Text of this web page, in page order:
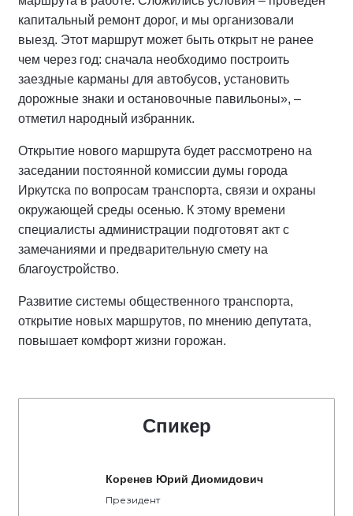
капитальный ремонт дорог, и мы организовали
выезд. Этот маршрут может быть открыт не ранее
чем через год: сначала необходимо построить
заездные карманы для автобусов, установить
дорожные знаки и остановочные павильоны», –
отметил народный избранник.
Открытие нового маршрута будет рассмотрено на
заседании постоянной комиссии думы города
Иркутска по вопросам транспорта, связи и охраны
окружающей среды осенью. К этому времени
специалисты администрации подготовят акт с
замечаниями и предварительную смету на
благоустройство.
Развитие системы общественного транспорта,
открытие новых маршрутов, по мнению депутата,
повышает комфорт жизни горожан.
Спикер
Коренев Юрий Диомидович
Президент